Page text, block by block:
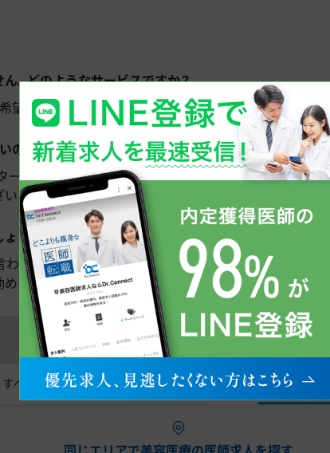
。どのようなサービスですか？
望に沿った求人案件をご紹介し、勤務条件の交渉から
のでしょうか？
コネクト」は、雇用主となる医療機関からの紹介手数
せんので、ご安心ください。
うか？
れていますが、内定までの時間は状況やタイミングに
しますので、まずはお気軽にご相談ください。
すべて 常勤